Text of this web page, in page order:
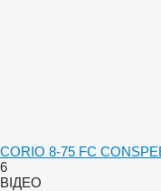
CORIO 8-75 FC
6
ВІДЕО